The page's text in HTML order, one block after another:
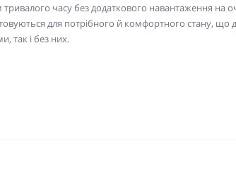
часу без додаткового навантаження на
для потрібного й комфортного стану, що
так і без них.